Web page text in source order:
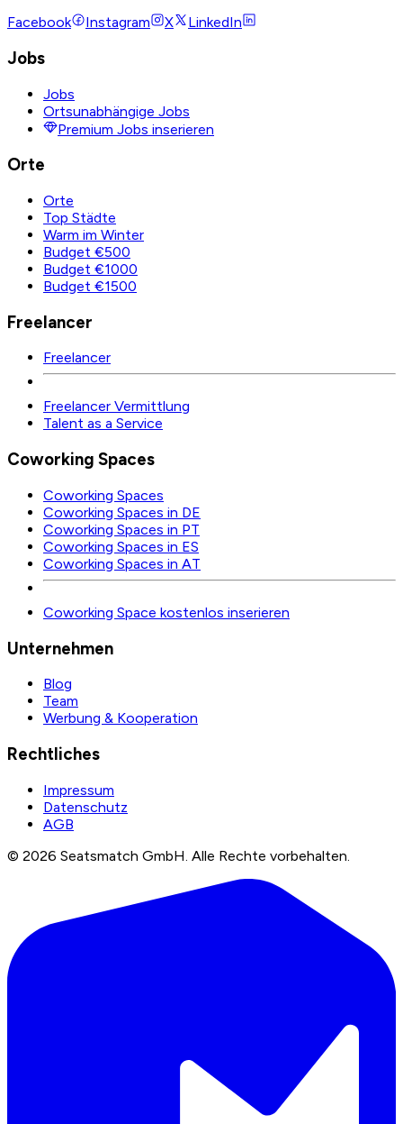
Facebook
Instagram X LinkedIn
Jobs
Jobs
Ortsunabhängige Jobs
Premium Jobs inserieren
Orte
Orte
Top Städte
Warm im Winter
Budget €500
Budget €1000
Budget €1500
Freelancer
Freelancer
Freelancer Vermittlung
Talent as a Service
Coworking Spaces
Coworking Spaces
Coworking Spaces in DE
Coworking Spaces in PT
Coworking Spaces in ES
Coworking Spaces in AT
Coworking Space kostenlos inserieren
Unternehmen
Blog
Team
Werbung & Kooperation
Rechtliches
Impressum
Datenschutz
AGB
© 2026 Seatsmatch GmbH. Alle Rechte vorbehalten.